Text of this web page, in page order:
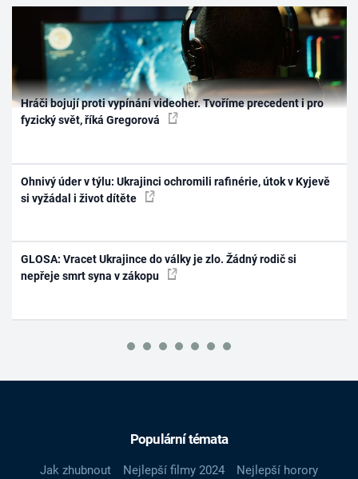
Hráči bojují proti vypínání videoher. Tvoříme precedent i pro
fyzický svět, říká Gregorová
Ohnivý úder v týlu: Ukrajinci ochromili rafinérie, útok v Kyjevě
si vyžádal i život dítěte
GLOSA: Vracet Ukrajince do války je zlo. Žádný rodič si
nepřeje smrt syna v zákopu
Populární témata
Jak zhubnout Nejlepší filmy 2024
Nejlepší horory